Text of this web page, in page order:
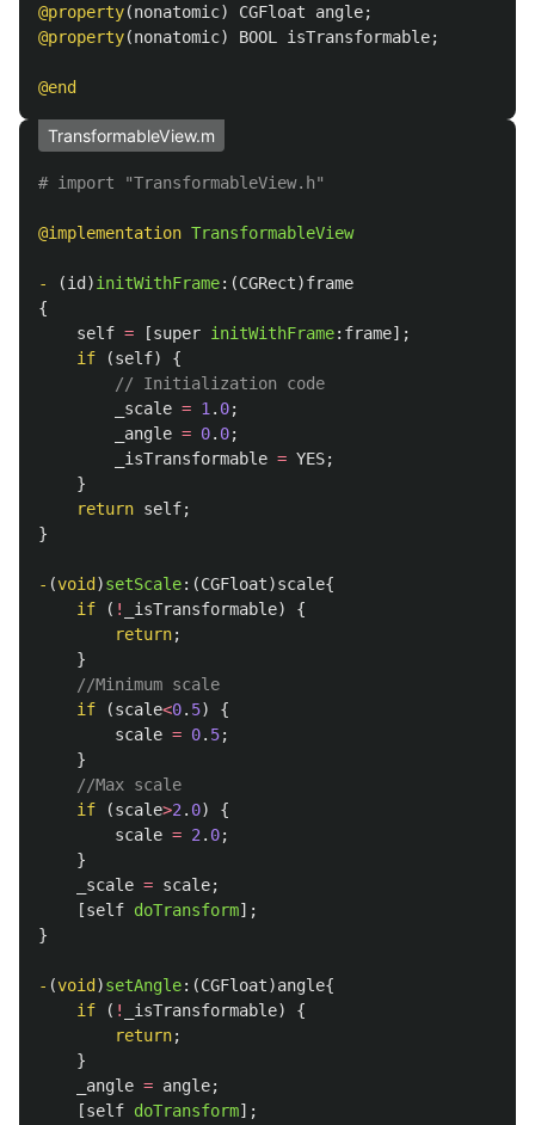
@property(nonatomic) CGFloat angle;
@property(nonatomic) BOOL isTransformable;
@end
TransformableView.m
@implementation TransformableView
- (id )initWithFrame:(CGRect)frame
{
self = [super initWithFrame: frame];
if
(self)
{
// Initialization code
_scale = 1 . 0;
_angle = 0. 0;
_isTransformable = YES;
}
return self;
}
- (void )setScale:(CGFloat)scale{
if
( ! _isTransformable)
{
return;
}
//Minimum scale
if
(scale<0. 5)
{
scale = 0. 5;
}
//Max scale
if
(scale>2 . 0)
{
scale = 2 . 0;
}
_scale = scale;
[self doTransform];
}
- (void )setAngle:(CGFloat)angle{
if
( ! _isTransformable)
{
return;
}
_angle = angle;
[self doTransform];